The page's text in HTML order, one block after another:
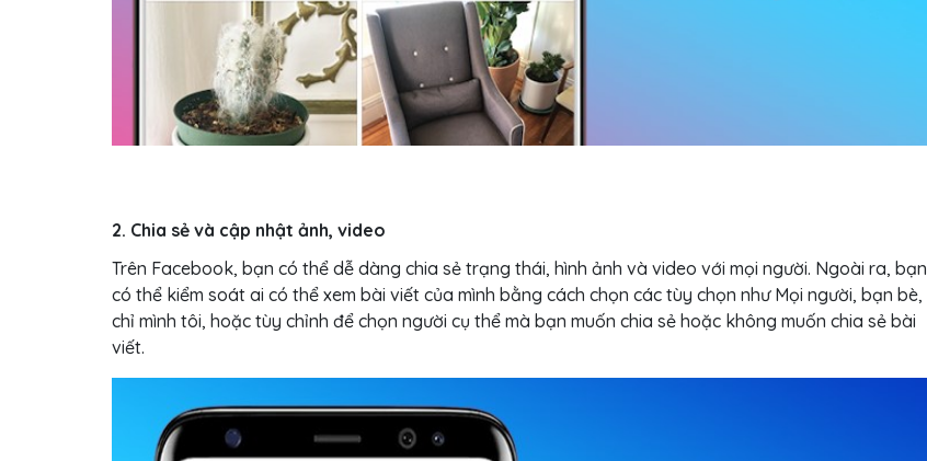
2. Chia sẻ và cập nhật ảnh, video
Trên Facebook, bạn có thể dễ dàng chia sẻ trạng thái, hình ảnh và video với mọi người. Ngoài ra, bạn
có thể kiểm soát ai có thể xem bài viết của mình bằng cách chọn các tùy chọn như Mọi người, bạn bè,
chỉ mình tôi, hoặc tùy chỉnh để chọn người cụ thể mà bạn muốn chia sẻ hoặc không muốn chia sẻ bài
viết.